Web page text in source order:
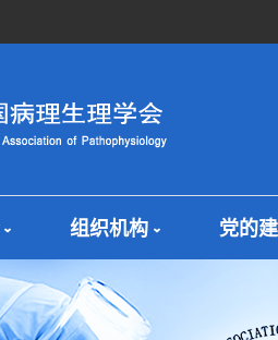
组织机构 党的